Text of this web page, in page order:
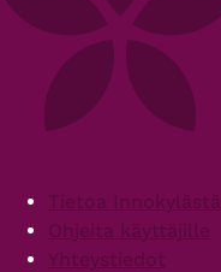
FooterTietoa Innokylästä
Ohjeita käyttäjille
Yhteystiedot